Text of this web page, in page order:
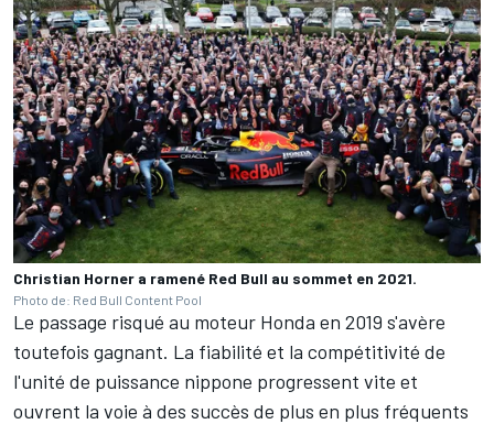
Christian Horner a ramené Red Bull au sommet en 2021.
Photo de: Red Bull Content Pool
Le passage risqué au moteur Honda en 2019 s'avère
toutefois gagnant. La fiabilité et la compétitivité de
l'unité de puissance nippone progressent vite et
ouvrent la voie à des succès de plus en plus fréquents